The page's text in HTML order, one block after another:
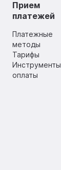
Прием
платежей
Платежные
методы
Тарифы
Инструменты
оплаты